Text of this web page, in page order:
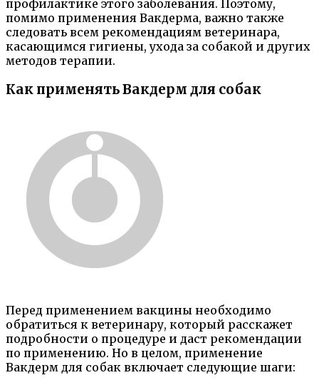
профилактике этого заболевания. Поэтому,
помимо применения Вакдерма, важно также
следовать всем рекомендациям ветеринара,
касающимся гигиены, ухода за собакой и других
методов терапии.
Как применять Вакдерм для собак
Перед применением вакцины необходимо
обратиться к ветеринару, который расскажет
подробности о процедуре и даст рекомендации
по применению. Но в целом, применение
Вакдерм для собак включает следующие шаги: